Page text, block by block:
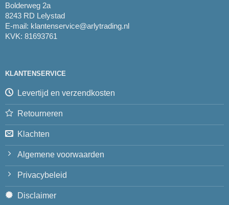
Bolderweg 2a
8243 RD Lelystad
E-mail: klantenservice@arlytrading.nl
KVK: 81693761
KLANTENSERVICE
Levertijd en verzendkosten
Retourneren
Klachten
Algemene voorwaarden
Privacybeleid
Disclaimer